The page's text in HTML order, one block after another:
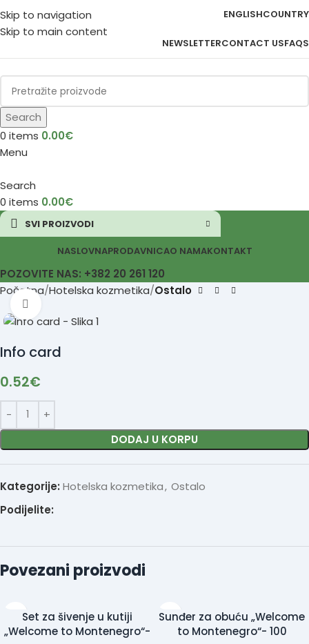
Skip to navigation
Skip to main content
ENGLISHCOUNTRY
NEWSLETTERCONTACT USFAQS
Search
0 items 0.00€
Menu
Search
0 items 0.00€
SVI PROIZVODI
NASLOVNAPRODAVNICAO NAMAKONTAKT
POZOVITE NAS: +382 20 261 120
Početna Hotelska kozmetika Ostalo
Info card
0.52€
DODAJ U KORPU
Kategorije: Hotelska kozmetika, Ostalo
Podijelite:
Povezani proizvodi
Set za šivenje u kutiji
„Welcome to Montenegro“-
Sunđer za obuću „Welcome
to Montenegro“- 100